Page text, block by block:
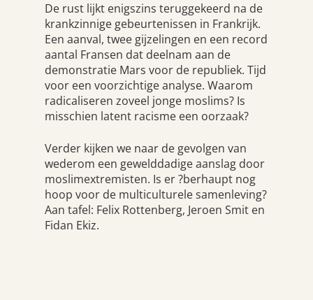
De rust lijkt enigszins teruggekeerd na de
krankzinnige gebeurtenissen in Frankrijk.
Een aanval, twee gijzelingen en een record
aantal Fransen dat deelnam aan de
demonstratie Mars voor de republiek. Tijd
voor een voorzichtige analyse. Waarom
radicaliseren zoveel jonge moslims? Is
misschien latent racisme een oorzaak?
Verder kijken we naar de gevolgen van
wederom een gewelddadige aanslag door
moslimextremisten. Is er ?berhaupt nog
hoop voor de multiculturele samenleving?
Aan tafel: Felix Rottenberg, Jeroen Smit en
Fidan Ekiz.